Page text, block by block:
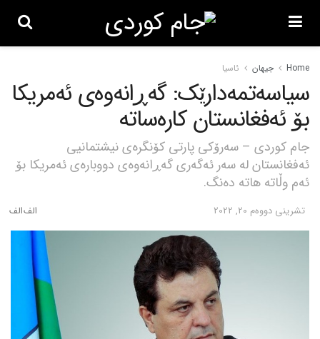
Home جیهان ئاسیا
سیاسەتمەدارێک: گەڕانەوەی ئەمریکا
بۆ ئەفغانستان کارەساتە
جام کوردی – سەرۆکی پارتی کۆنگرەی نیشتمانیی
ئەفغانستان لە سەر ئەگەری گەڕانەوەی دووبارەی ئەمریکا بۆ
ئەم وڵاتە هاتە دەنگ.
تشرینی دووه‌م 20, 2022